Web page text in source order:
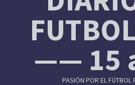
—— 15
PASIÓN POR EL FÚTBOL